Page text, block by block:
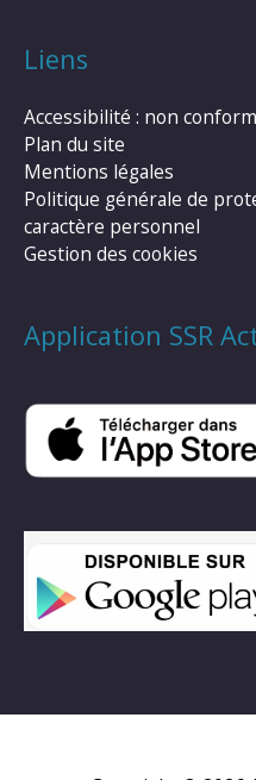
Liens
Accessibilité : non
Plan du site
Mentions légales
Politique générale de
caractère personnel
Gestion des cookies
Application SSR